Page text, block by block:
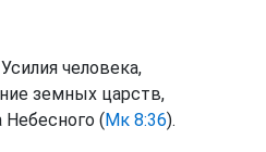
человека,
земных царств,
(Мк 8:36).